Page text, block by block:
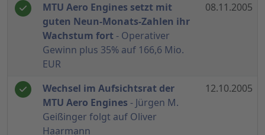
MTU Aero Engines setzt mit
guten Neun-Monats-Zahlen ihr
Wachstum fort - Operativer
Gewinn plus 35% auf 166,6 Mio.
EUR
08.11.2005
Wechsel im Aufsichtsrat der
MTU Aero Engines - Jürgen M.
Geißinger folgt auf Oliver
Haarmann
12.10.2005